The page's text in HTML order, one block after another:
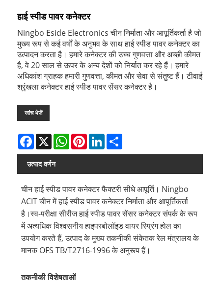
हाई स्पीड पावर कनेक्टर
Ningbo Eside Electronics चीन निर्माता और आपूर्तिकर्ता है जो
मुख्य रूप से कई वर्षों के अनुभव के साथ हाई स्पीड पावर कनेक्टर का
उत्पादन करता है। हमारे कनेक्टर की उच्च गुणवत्ता और अच्छी कीमत
है, वे 20 साल से ऊपर के अन्य देशों को निर्यात कर रहे हैं। हमारे
अधिकांश ग्राहक हमारी गुणवत्ता, कीमत और सेवा से संतुष्ट हैं। टीवाई
श्रृंखला कनेक्टर हाई स्पीड पावर सेंसर कनेक्टर है।
जांच भेजें
Facebook
X WhatsAppPinterestLinkedIn
उत्पाद वर्णन
चीन हाई स्पीड पावर कनेक्टर फैक्टरी सीधे आपूर्ति। Ningbo
ACIT चीन में हाई स्पीड पावर कनेक्टर निर्माता और आपूर्तिकर्ता
है।स्व-परीक्षा सीरीज हाई स्पीड पावर सेंसर कनेक्टर संपर्क के रूप
में अत्यधिक विश्वसनीय हाइपरबोलॉइड वायर स्प्रिंग होल का
उपयोग करते हैं, उत्पाद के मुख्य तकनीकी संकेतक रेल मंत्रालय के
मानक OFS TB/T2716-1996 के अनुरूप हैं।
तकनीकी विशेषताओं